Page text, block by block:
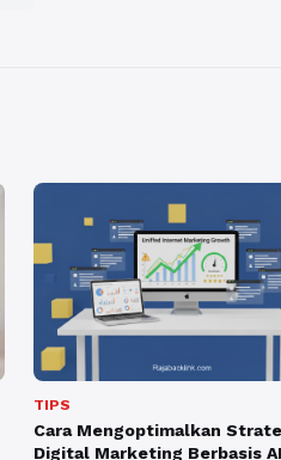
TIPS
Cara Mengoptimalkan
Digital Marketing Berbasis AI